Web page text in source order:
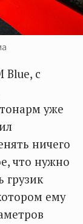
Blue, с
уже
ничего
что нужно
грузик
ему